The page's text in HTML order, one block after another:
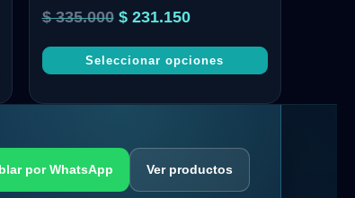
$335.000 $231.150
Seleccionar opciones
por WhatsApp Ver productos